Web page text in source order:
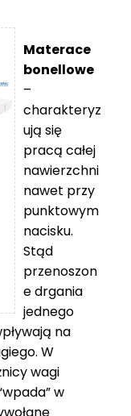
Materace
bonellowe
–
charakteryz
ują się
pracą całej
nawierzchni
nawet przy
punktowym
nacisku.
Stąd
przenoszon
e drgania
jednego
na
W
wagi
w